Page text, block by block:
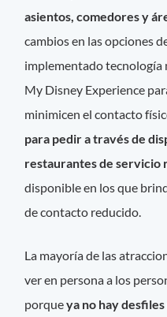
asientos, comedores y
cambios en las opciones
implementado tecnología
My Disney Experience
minimicen el contacto
para pedir a través de
restaurantes de servicio
disponible en los que
de contacto reducido.
La mayoría de las
ver en persona a los
porqueya no hay